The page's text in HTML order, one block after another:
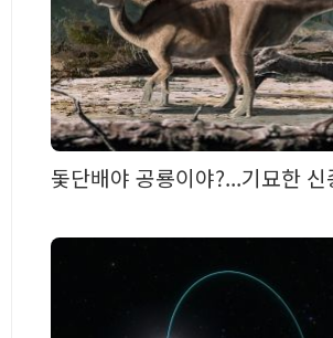
돛단배야 공룡이야?...기묘한 신